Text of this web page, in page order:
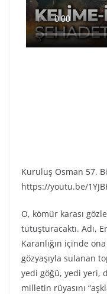
Kuruluş Osman 57.
https://youtu.be/
O, kömür karası
tutuşturacaktı. Adı,
Karanlığın içinde
gözyaşıyla sulanan
yedi göğü, yedi yeri,
milletin rüyasını